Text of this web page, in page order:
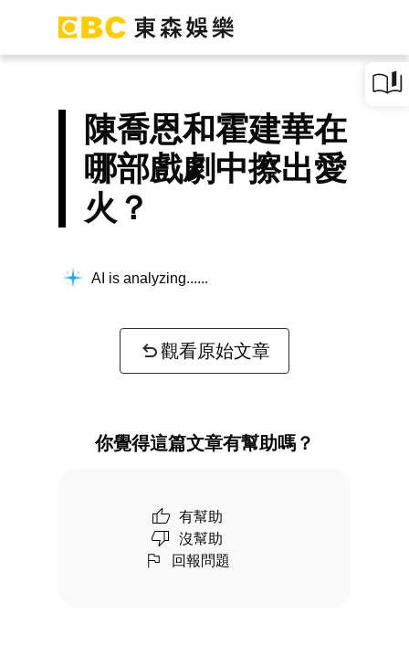
陳喬恩和霍建華在
哪部戲劇中擦出愛
火？
AI is analyzing...
觀看原始文章
你覺得這篇文章有幫助嗎？
有幫助
沒幫助
回報問題